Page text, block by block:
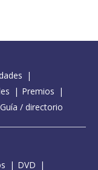
Premios
Guía / directorio
DVD